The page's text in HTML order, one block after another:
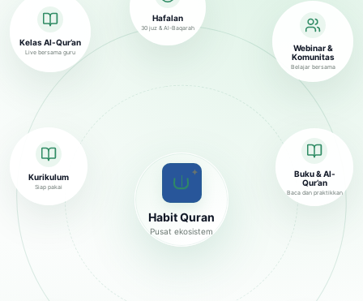
✦
Habit Quran
Pusat ekosistem
Kelas Al-Qur’an
Live bersama guru
Hafalan
30 juz & Al-Baqarah
Buku & Al-
Qur’an
Baca dan praktikkan
Kurikulum
Siap pakai
Webinar &
Komunitas
Belajar bersama